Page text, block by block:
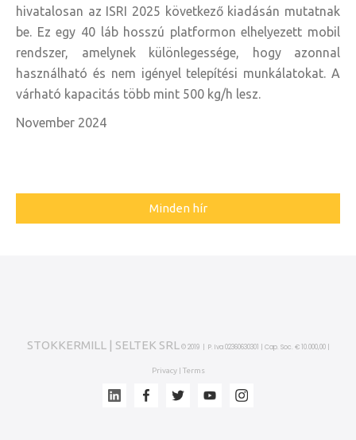
hivatalosan az ISRI 2025 következő kiadásán mutatnak
be. Ez egy 40 láb hosszú platformon elhelyezett mobil
rendszer, amelynek különlegessége, hogy azonnal
használható és nem igényel telepítési munkálatokat. A
várható kapacitás több mint 500 kg/h lesz.
November 2024
Minden hír
STOKKERMILL | SELTEK SRL © 2019 | P. Iva 02360630301 | Cap. Soc. € 10.000,00 |
Privacy| Terms